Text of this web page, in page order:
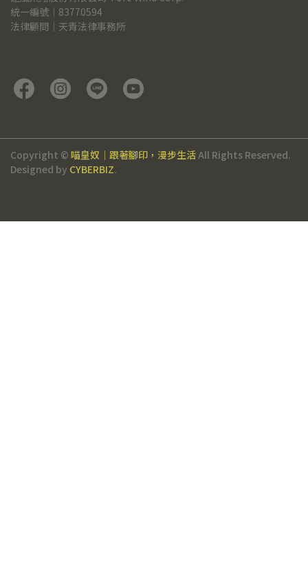
統一編號｜83770594
法律顧問｜天青法律事務所
Copyright © 喵皇奴｜跟著腳印，漫步生活All Rights Reserved.
Designed by CYBERBIZ.